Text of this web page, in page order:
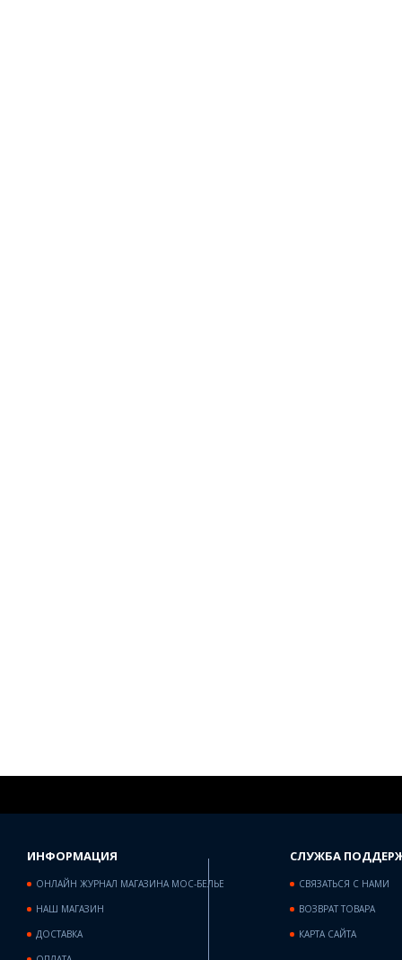
ИНФОРМАЦИЯ
ОНЛАЙН ЖУРНАЛ МАГАЗИНА МОС-БЕЛЬЕ
НАШ МАГАЗИН
ДОСТАВКА
СЛУЖБА
СВЯЗАТЬСЯ С НАМИ
ВОЗВРАТ ТОВАРА
КАРТА САЙТА